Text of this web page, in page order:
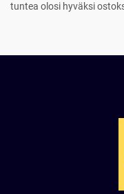
tuntea olosi hyväksi